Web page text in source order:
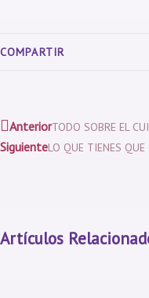
COMPARTIR
AnteriorTODO SOBRE EL
SiguienteLO QUE TIENES QUE
Artículos